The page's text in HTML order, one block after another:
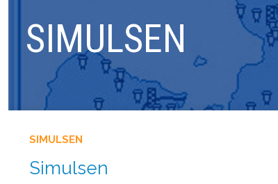
SIMULSEN
SIMULSEN
Simulsen